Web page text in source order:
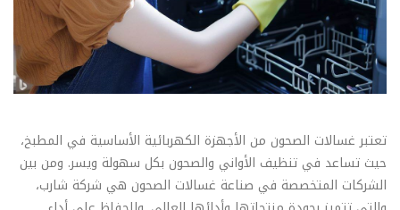
تعتبر غسالات الصحون من الأجهزة الكهربائية الأساسية في المطبخ،
حيث تساعد في تنظيف الأواني والصحون بكل سهولة ويسر. ومن بين
الشركات المتخصصة في صناعة غسالات الصحون هي شركة شارب،